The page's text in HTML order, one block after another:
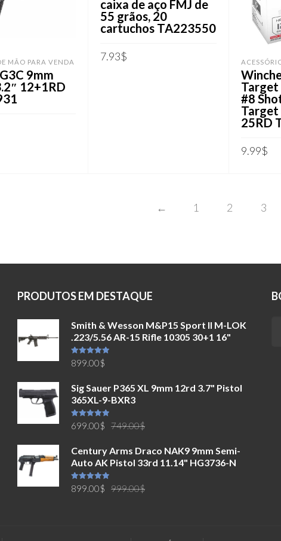
MÃO PARA VENDA
9mm
12+1RD
caixa de aço FMJ de
55 grãos, 20
cartuchos TA223550
7.93$
Target
#8
Target
25RD
9.99$
← 1 2 3
PRODUTOS EM DESTAQUE
Smith & Wesson M&P15 Sport II M-LOK
.223/5.56 AR-15 Rifle 10305 30+1 16"
Avaliação
5.00de 5
899.00$
Sig Sauer P365 XL 9mm 12rd 3.7" Pistol
365XL-9-BXR3
Avaliação
5.00de 5 749.00$
original
era:
699.00$
atual
é:
Century Arms Draco NAK9 9mm Semi-
Auto AK Pistol 33rd 11.14" HG3736-N
Avaliação
5.00de 5 999.00$
899.00$